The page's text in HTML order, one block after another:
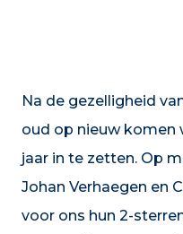
Na de gezelligheid
oud op nieuw komen
jaar in te zetten. Op
Johan Verhaegen en
voor ons hun 2-